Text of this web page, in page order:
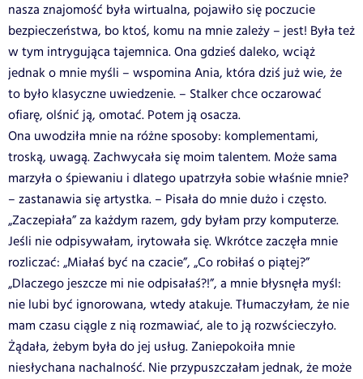
nasza znajomość była wirtualna, pojawiło się poczucie
bezpieczeństwa, bo ktoś, komu na mnie zależy – jest! Była też
w tym intrygująca tajemnica. Ona gdzieś daleko, wciąż
jednak o mnie myśli – wspomina Ania, która dziś już wie, że
to było klasyczne uwiedzenie. – Stalker chce oczarować
ofiarę, olśnić ją, omotać. Potem ją osacza.
Ona uwodziła mnie na różne sposoby: komplementami,
troską, uwagą. Zachwycała się moim talentem. Może sama
marzyła o śpiewaniu i dlatego upatrzyła sobie właśnie mnie?
– zastanawia się artystka. – Pisała do mnie dużo i często.
„Zaczepiała” za każdym razem, gdy byłam przy komputerze.
Jeśli nie odpisywałam, irytowała się. Wkrótce zaczęła mnie
rozliczać: „Miałaś być na czacie”, „Co robiłaś o piątej?”
„Dlaczego jeszcze mi nie odpisałaś?!”, a mnie błysnęła myśl:
nie lubi być ignorowana, wtedy atakuje. Tłumaczyłam, że nie
mam czasu ciągle z nią rozmawiać, ale to ją rozwścieczyło.
Żądała, żebym była do jej usług. Zaniepokoiła mnie
niesłychana nachalność. Nie przypuszczałam jednak, że może